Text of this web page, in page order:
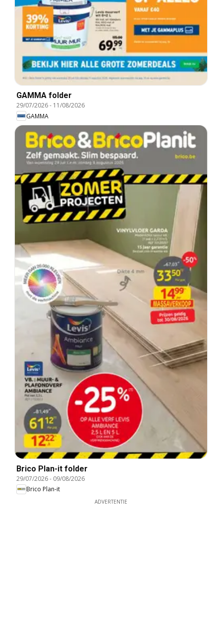
GAMMA folder
29/07/2026- 11/08/2026
GAMMA
Brico Plan-it folder
29/07/2026- 09/08/2026
Brico Plan-it
ADVERTENTIE